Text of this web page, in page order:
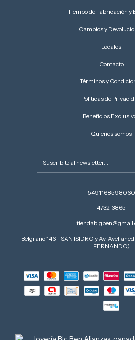
Tiempo de Fabricación y
Cambios y
Locales
Contacto
Términos y
Políticas de
Beneficios
Quienes somos
5491168598060
4732-3865
Belgrano 146 - SAN ISIDRO y Av.
FERNANDO)